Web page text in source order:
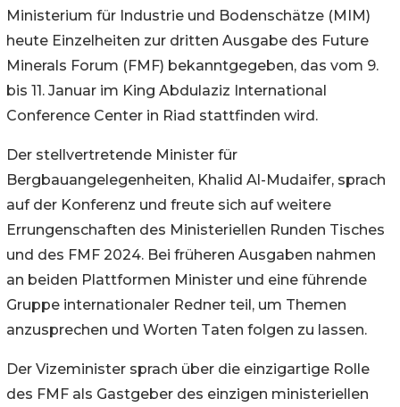
Ministerium für Industrie und Bodenschätze (MIM)
heute Einzelheiten zur dritten Ausgabe des Future
Minerals Forum (FMF) bekanntgegeben, das vom 9.
bis 11. Januar im King Abdulaziz International
Conference Center in Riad stattfinden wird.
Der stellvertretende Minister für
Bergbauangelegenheiten, Khalid Al-Mudaifer, sprach
auf der Konferenz und freute sich auf weitere
Errungenschaften des Ministeriellen Runden Tisches
und des FMF 2024. Bei früheren Ausgaben nahmen
an beiden Plattformen Minister und eine führende
Gruppe internationaler Redner teil, um Themen
anzusprechen und Worten Taten folgen zu lassen.
Der Vizeminister sprach über die einzigartige Rolle
des FMF als Gastgeber des einzigen ministeriellen